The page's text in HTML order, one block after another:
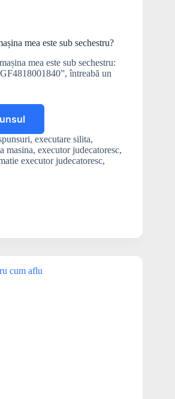
mea este sub sechestru?
mea este sub sechestru:
întreabă un
, executare silita,
masina, executor judecatoresc,
executor judecatoresc,